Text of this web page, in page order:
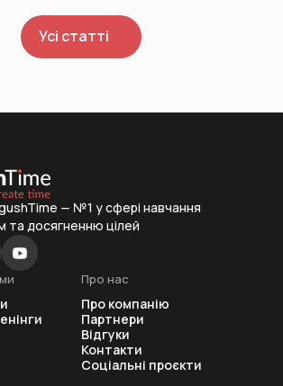
Усі статті
— №1 у сфері навчання
та досягненню цілей
Про нас
Про компанію
Партнери
Відгуки
Контакти
Соціальні проєкти